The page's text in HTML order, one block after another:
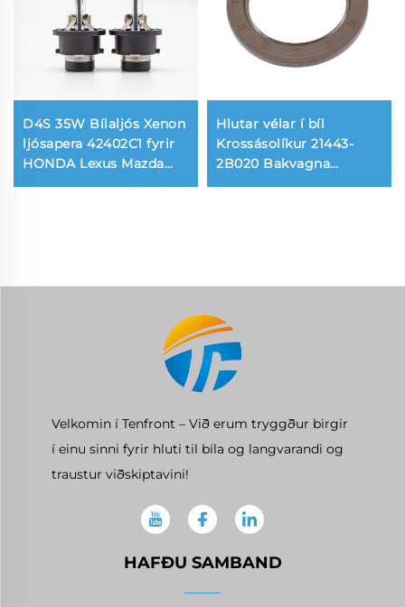
D4S 35W Bílaljós Xenon
ljósapera 42402C1 fyrir
HONDA Lexus Mazda
Toyota
Hlutar vélar í bíl
Krossásolíkur 21443-
2B020 Bakvagna
Aðalþéttir 108*76*8mm
Velkomin í Tenfront – Við erum tryggður birgir
í einu sinni fyrir hluti til bíla og langvarandi og
traustur viðskiptavini!
HAFÐU SAMBAND